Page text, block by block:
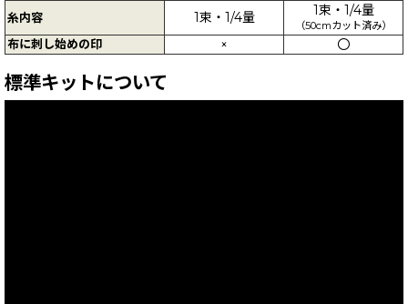
糸内容 1束・1/4量 1束・1/4量
（50cmカット済み）
布に刺し始めの印 × 〇
標準キットについて